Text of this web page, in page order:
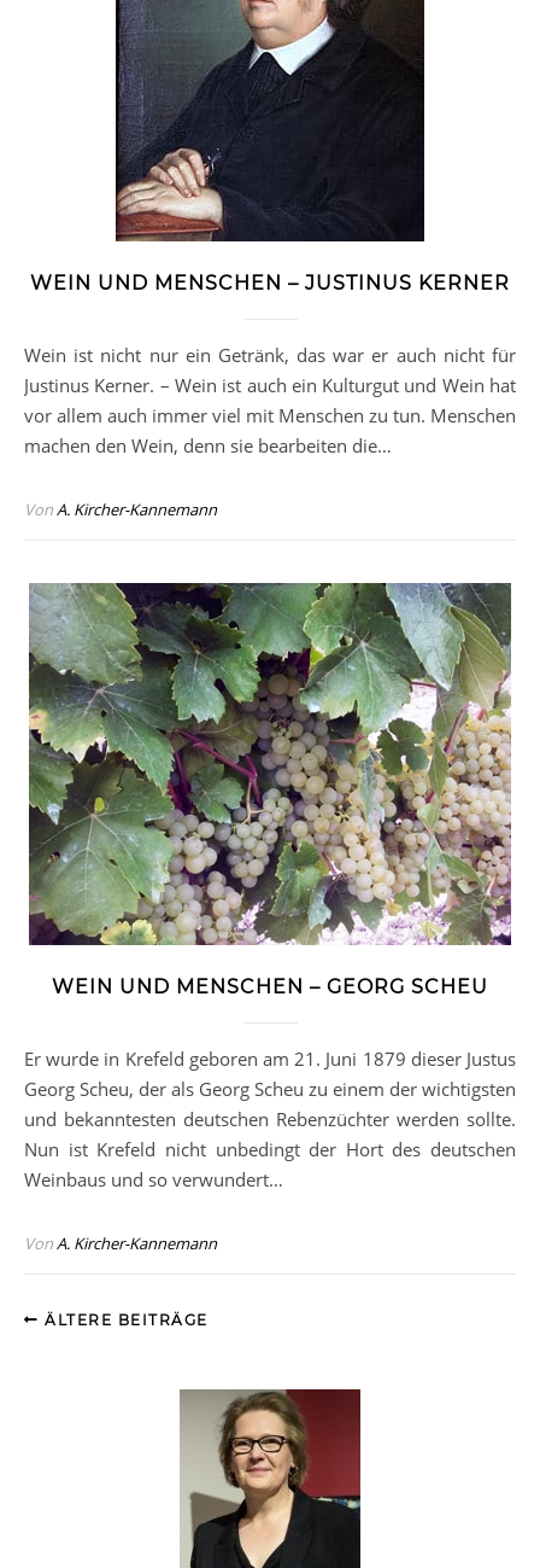
WEIN UND MENSCHEN – JUSTINUS KERNER
Wein ist nicht nur ein Getränk, das war er auch nicht für
Justinus Kerner. – Wein ist auch ein Kulturgut und Wein hat
vor allem auch immer viel mit Menschen zu tun. Menschen
machen den Wein, denn sie bearbeiten die…
VonA. Kircher-Kannemann
WEIN UND MENSCHEN – GEORG SCHEU
Er wurde in Krefeld geboren am 21. Juni 1879 dieser Justus
Georg Scheu, der als Georg Scheu zu einem der wichtigsten
und bekanntesten deutschen Rebenzüchter werden sollte.
Nun ist Krefeld nicht unbedingt der Hort des deutschen
Weinbaus und so verwundert…
VonA. Kircher-Kannemann
ÄLTERE BEITRÄGE